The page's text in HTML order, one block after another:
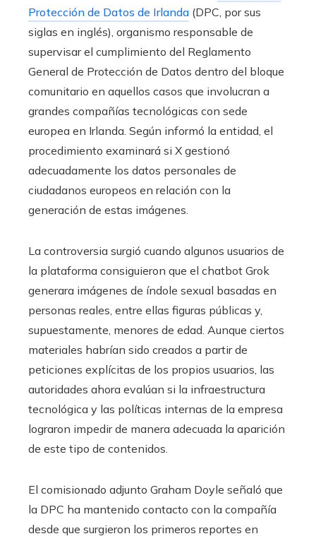
Protección de Datos de Irlanda (DPC, por sus
siglas en inglés), organismo responsable de
supervisar el cumplimiento del Reglamento
General de Protección de Datos dentro del bloque
comunitario en aquellos casos que involucran a
grandes compañías tecnológicas con sede
europea en Irlanda. Según informó la entidad, el
procedimiento examinará si X gestionó
adecuadamente los datos personales de
ciudadanos europeos en relación con la
generación de estas imágenes.
La controversia surgió cuando algunos usuarios de
la plataforma consiguieron que el chatbot Grok
generara imágenes de índole sexual basadas en
personas reales, entre ellas figuras públicas y,
supuestamente, menores de edad. Aunque ciertos
materiales habrían sido creados a partir de
peticiones explícitas de los propios usuarios, las
autoridades ahora evalúan si la infraestructura
tecnológica y las políticas internas de la empresa
lograron impedir de manera adecuada la aparición
de este tipo de contenidos.
El comisionado adjunto Graham Doyle señaló que
la DPC ha mantenido contacto con la compañía
desde que surgieron los primeros reportes en